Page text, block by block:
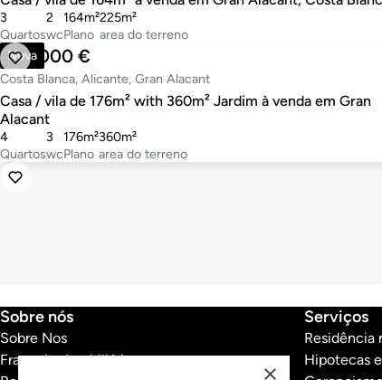
Quartos
3
wc
2
Plano
164m²
area do terreno
225m²
Nova
690.000 €
Costa Blanca, Alicante, Gran Alacant
Casa / vila de 176m² with 360m² Jardim à venda em Gran
Alacant
Quartos
4
wc
3
Plano
176m²
area do terreno
360m²
Sobre nós
Sobre Nos
Franquias Imobiliárias
Serviços
Residência
Hipotecas
×